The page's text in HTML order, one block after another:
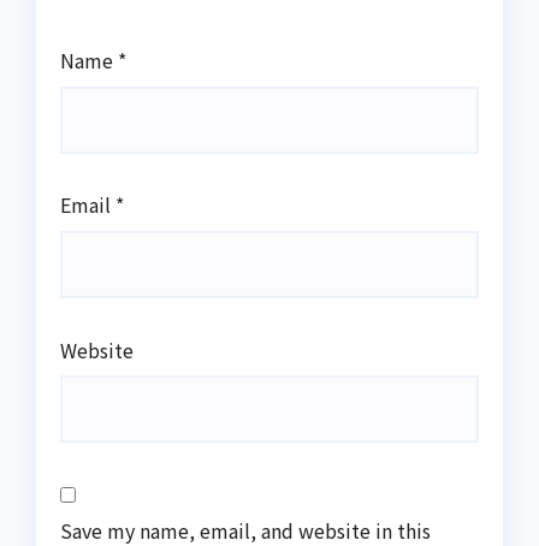
Name *
Email *
Website
Save my name, email, and website in this